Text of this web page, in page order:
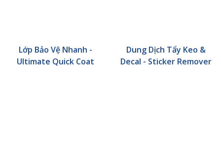
Lớp Bảo Vệ Nhanh -
Ultimate Quick Coat
Dung Dịch Tẩy Keo &
Decal - Sticker Remover